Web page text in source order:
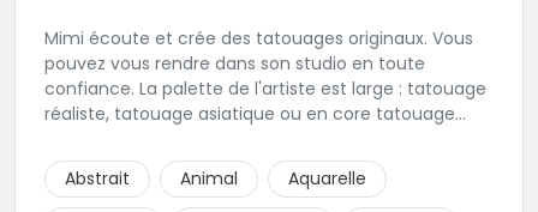
Mimi écoute et crée des tatouages originaux. Vous
pouvez vous rendre dans son studio en toute
confiance. La palette de l'artiste est large : tatouage
réaliste, tatouage asiatique ou en core tatouage
construire un projet qui vous ressemble.
Abstrait Animal
Aquarelle